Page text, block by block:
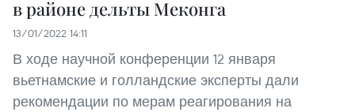
в районе дельты Меконга
13/01/2022 14:11
В ходе научной конференции 12 января
вьетнамские и голландские эксперты дали
рекомендации по мерам реагирования на